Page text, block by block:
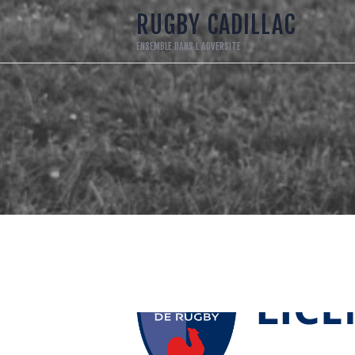
RUGBY CADILLAC
ENSEMBLE DANS L ADVERSITE